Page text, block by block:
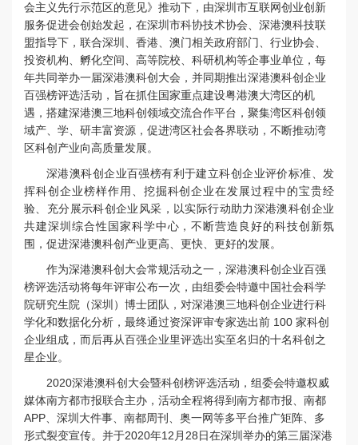
会主义先行示范区的意见》推动下，由深圳市互联网创业创新
服务促进会创始发起，在深圳市科协技术协会、深港澳科技联
盟指导下，联合深圳、香港、澳门相关政府部门、行业协会、
投资机构、孵化空间、高等院校、科研机构等企事业单位，每
年共同举办一届深港澳科创大会，并同期推出深港澳科创企业
百强榜评选活动，旨在抓住国家重点建设粤港澳大湾区的机
遇，搭建深港澳三地科创领域交流合作平台，聚集湾区科创领
域产、学、研丰富资源，促进湾区社会各界联动，不断推动湾
区科创产业向高质量发展。
深港澳科创企业百强榜有利于建立科创企业评价标准、发
挥科创企业榜样作用、挖掘科创企业在发展过程中的宝贵经
验、充分展示科创企业风采，以实际行动助力深港澳科创企业
共建深圳综合性国家科学中心，不断营造良好的科技创新氛
围，促进深港澳科创产业更高、更快、更好的发展。
作为深港澳科创大会常规活动之一，深港澳科创企业百强
榜评选活动将每年评审公布一次，由组委会特邀中国社会科学
院研究生院（深圳）博士团队，对深港澳三地科创企业进行科
学化和数据化分析，最终通过资深评审专家选出前 100 家科创
企业组成，而后再从百强企业里评选出实至名归的十名科创之
星企业。
2020深港澳科创大会暨科创榜评选活动，组委会特邀权威
媒体南方都市报联合主办，活动全程将得到南方都市报、南都
APP、深圳大件事、南都周刊、奥一网等多平台推广矩阵、多
形式裂变宣传。并于2020年12月28日在深圳举办的第三届深港